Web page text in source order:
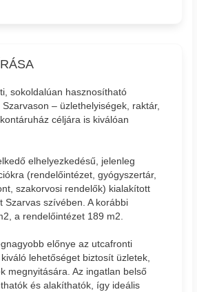
sokoldalúan hasznosítható
– üzlethelyiségek, raktár,
céljára is kiválóan
elhelyezkedésű, jelenleg
(rendelőintézet, gyógyszertár,
szakorvosi rendelők) kialakított
Szarvas szívében. A korábbi
a rendelőintézet 189 m2.
előnye az utcafronti
lehetőséget biztosít üzletek,
megnyitására. Az ingatlan belső
és alakíthatók, így ideális